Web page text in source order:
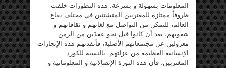
المعلومات بسهولة و بسرعة. هذه التطورات خلقت
ظروفاً ممتازة للمغتربين المتشتتين في مختلف بقاع
العالم، للتمكن من التواصل مع لغاتهم و ثقافاتهم و
شعوبهم، بعد أن كانوا قبل نحو عقدَين من الزمن
معزولين عن مجتمعاتهم الأصلية، فأنقذتهم هذه الإنجازات
الإنسانية العظيمة من عزلتهم. بالنسبة للكورد
المغتربين، فأن هذه الثورة الإتصالاتية و المعلوماتية و